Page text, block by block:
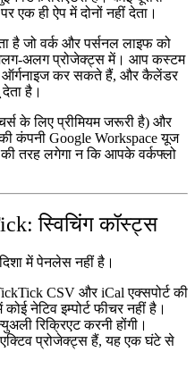
एक ही ऐप में दोनों नहीं देता।
है जो वर्क और पर्सनल लाइफ को
अलग प्रोजेक्ट्स में। आप कस्टम
ऑर्गनाइज कर सकते हैं, और कैलेंडर
है।
के लिए प्रीमियम जरूरी है) और
कंपनी Google Workspace यूज
तरह लगेगा न कि आपके वर्कफ्लो
स्विचिंग कॉस्ट्स
में पेनलेस नहीं है।
CSV और iCal एक्सपोर्ट की
नेटिव इम्पोर्ट फीचर नहीं है।
रिक्रिएट करनी होंगी।
प्रोजेक्ट्स हैं, यह एक घंटे से